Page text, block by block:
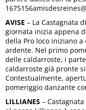
AVISE – La Castagnata
giornata inizia appena
della Pro loco iniziano
ardente. Nel primo
delle caldarroste, i
caldarroste già pronte
Contestualmente,
pomeriggio danzante
LILLIANES –